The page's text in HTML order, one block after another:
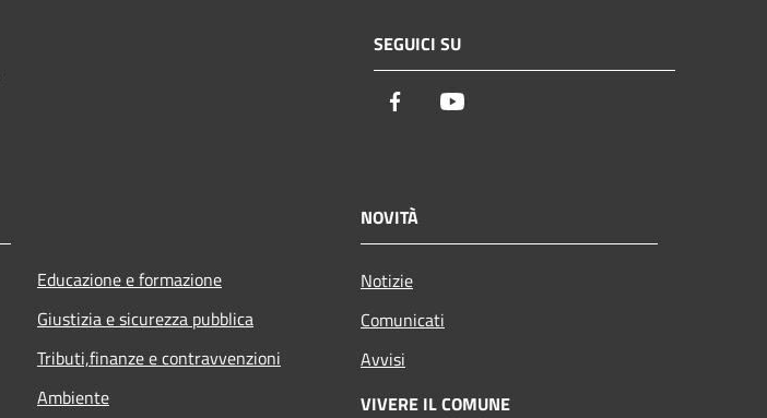
SEGUICI SU
Facebook
Educazione e formazione
Giustizia e sicurezza pubblica
Tributi,finanze e contravvenzioni
Ambiente
NOVITÀ
Notizie
Comunicati
Avvisi
VIVERE IL COMUNE